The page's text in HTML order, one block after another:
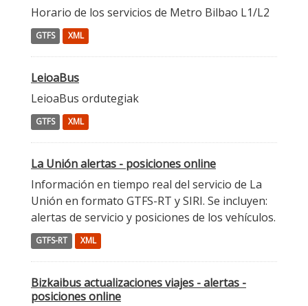
Horario de los servicios de Metro Bilbao L1/L2
GTFS XML
LeioaBus
LeioaBus ordutegiak
GTFS XML
La Unión alertas - posiciones online
Información en tiempo real del servicio de La
Unión en formato GTFS-RT y SIRI. Se incluyen:
alertas de servicio y posiciones de los vehículos.
GTFS-RT XML
Bizkaibus actualizaciones viajes - alertas -
posiciones online